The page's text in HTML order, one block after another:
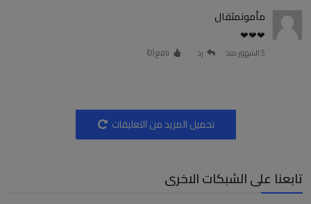
مأمونمثقال
❤❤❤
5 الشهور منذ رد نافع (0
)
تحميل المزيد من التعليقات
تابعنا على الشبكات الاخرى